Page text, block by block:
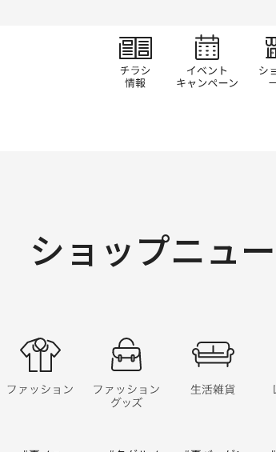
チラシ情報 イ
ショップニュ
すべて ファッション ファッショングッ
生